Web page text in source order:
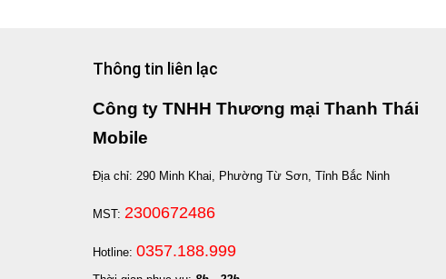
Thông tin liên lạc
Công ty TNHH Thương mại Thanh Thái
Mobile
Địa chỉ: 290 Minh Khai, Phường Từ Sơn, Tỉnh Bắc Ninh
MST: 2300672486
Hotline: 0357.188.999